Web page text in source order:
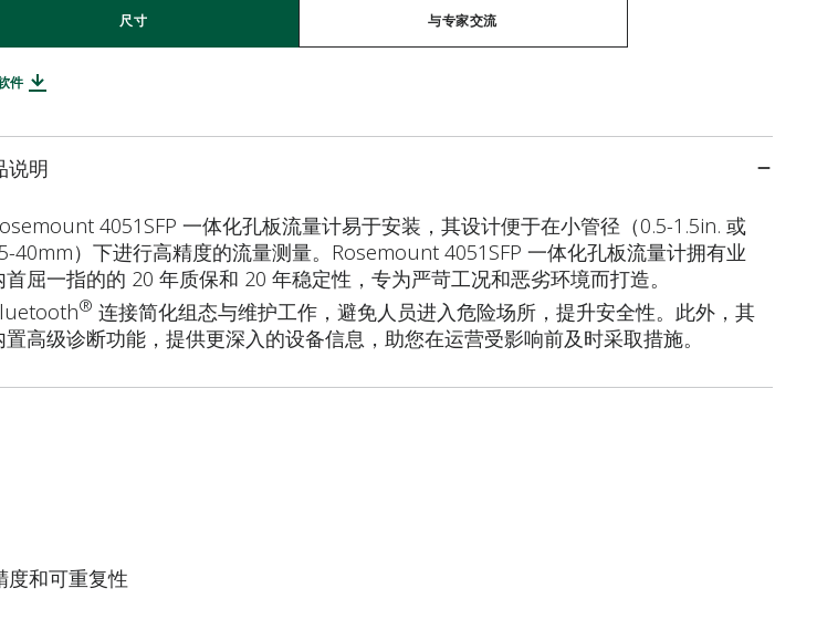
尺寸 与专家交流
件
说明
4051SFP 一体化孔板流量计易于安装，其设计便于在小管径（0.5-1.5in. 或
40mm）下进行高精度的流量测量。Rosemount 4051SFP 一体化孔板流量计拥有业
首屈一指的的 20 年质保和 20 年稳定性，专为严苛工况和恶劣环境而打造。
® 连接简化组态与维护工作，避免人员进入危险场所，提升安全性。此外，其
置高级诊断功能，提供更深入的设备信息，助您在运营受影响前及时采取措施。
度和可重复性